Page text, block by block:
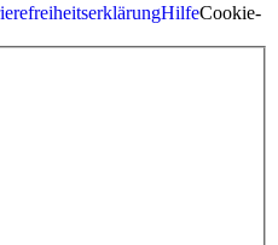
HilfeCookie-